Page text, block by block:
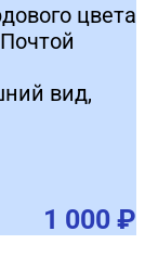
цвета
вид,
1 000 ₽